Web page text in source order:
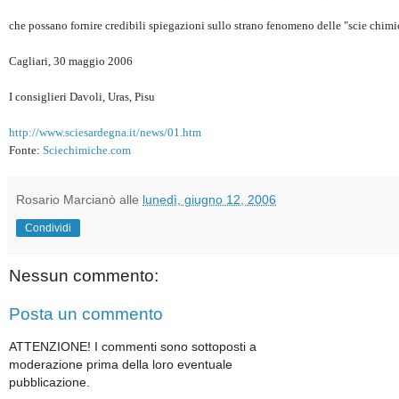
che possano fornire credibili spiegazioni sullo strano fenomeno delle "scie
Cagliari, 30 maggio 2006
I consiglieri Davoli, Uras, Pisu
http://www.sciesardegna.it/news/01.htm
Fonte: Sciechimiche.com
Rosario Marcianò alle lunedì, giugno 12, 2006
Condividi
Nessun commento:
Posta un commento
ATTENZIONE! I commenti sono sottoposti a
moderazione prima della loro eventuale
pubblicazione.